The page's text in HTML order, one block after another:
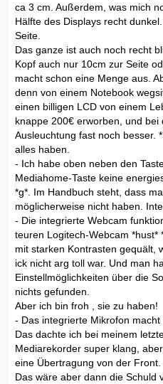
ca 3 cm. Außerdem, was mich
Hälfte des Displays recht
Seite.
Das ganze ist auch noch recht
Kopf auch nur 10cm zur Seite
macht schon eine Menge aus.
denn von einem Notebook
einen billigen LCD von einem
knappe 200€ erworben, und bei
Ausleuchtung fast noch besser.
alles haben.
- Ich habe oben neben den
Mediahome-Taste keine
*g*. Im Handbuch steht, dass
möglicherweise nicht haben.
- Die integrierte Webcam
teuren Logitech-Webcam *hust*
mit starken Kontrasten gequält,
ick nicht arg toll war. Und man
Einstellmöglichkeiten über die
nichts gefunden.
Aber ich bin froh , sie zu haben!
- Das integrierte Mikrofon
Das dachte ich bei meinem
Mediarekorder super klang,
eine Übertragung von der Front.
Das wäre aber dann die Schuld